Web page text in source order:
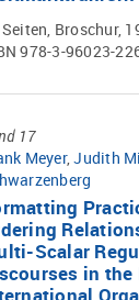
Broschur,
978-3-96023-
17
Meyer,Judith
Scalar
in